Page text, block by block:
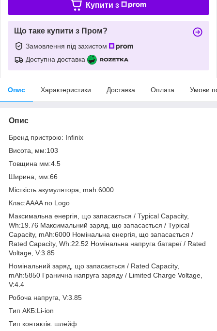
Купити з
Що таке купити з Пром?
Замовлення під захистом
Доступна доставка
Опис Характеристики Доставка Оплата Умови
Опис
Бренд пристрою: Infinix
Висота, мм:103
Товщина мм:4.5
Ширина, мм:66
Місткість акумулятора, mah:6000
Клас:AAAA no Logo
Максимальна енергія, що запасається / Typical Capacity,
Wh:19.76 Максимальний заряд, що запасається / Typical
Capacity, mAh:6000 Номінальна енергія, що запасається /
Rated Capacity, Wh:22.52 Номінальна напруга батареї / Rated
Voltage, V:3.85
Номінальний заряд, що запасається / Rated Capacity,
mAh:5850 Гранична напруга заряду / Limited Charge Voltage,
V:4.4
Робоча напруга, V:3.85
Тип АКБ:Li-ion
Тип контактів: шлейф